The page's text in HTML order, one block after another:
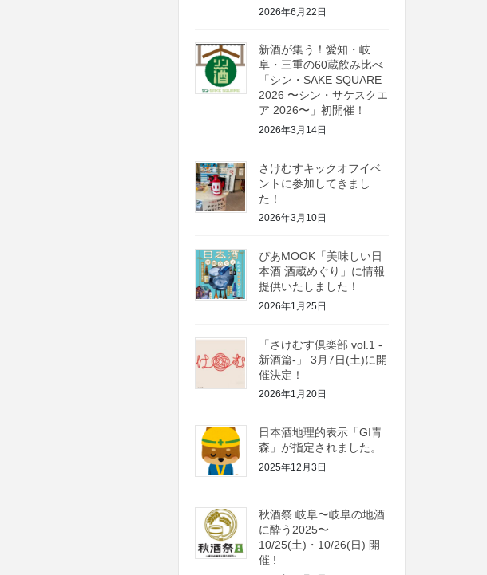
2026年6月22日
新酒が集う！愛知・岐
阜・三重の60蔵飲み比べ
「シン・SAKE SQUARE
2026 〜シン・サケスクエ
ア 2026〜」初開催！
2026年3月14日
さけむすキックオフイベ
ントに参加してきまし
た！
2026年3月10日
ぴあMOOK「美味しい日
本酒 酒蔵めぐり」に情報
提供いたしました！
2026年1月25日
「さけむす倶楽部 vol.1 -
新酒篇-」 3月7日(土)に開
催決定！
2026年1月20日
日本酒地理的表示「GI青
森」が指定されました。
2025年12月3日
秋酒祭 岐阜〜岐阜の地酒
に酔う2025〜
10/25(土)・10/26(日) 開
催 !